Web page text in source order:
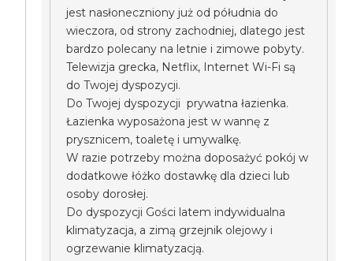
jest nasłoneczniony już od półudnia do
wieczora, od strony zachodniej, dlatego jest
bardzo polecany na letnie i zimowe pobyty.
Telewizja grecka, Netflix, Internet Wi-Fi są
do Twojej dyspozycji.
Do Twojej dyspozycji prywatna łazienka.
Łazienka wyposażona jest w wannę z
prysznicem, toaletę i umywalkę.
W razie potrzeby można doposażyć pokój w
dodatkowe łóżko dostawkę dla dzieci lub
osoby dorosłej.
Do dyspozycji Gości latem indywidualna
klimatyzacja, a zimą grzejnik olejowy i
ogrzewanie klimatyzacją.